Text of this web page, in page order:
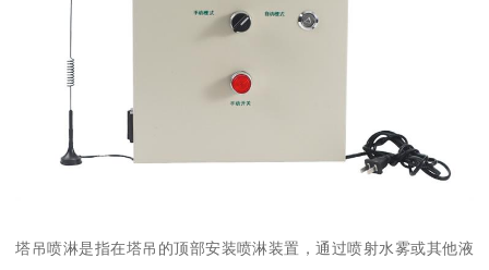
塔吊喷淋是指在塔吊的顶部安装喷淋装置，通过喷射水雾或其他液